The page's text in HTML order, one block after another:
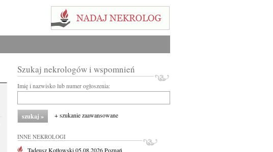
Szukaj nekrologów i wspomnień
Imię i nazwisko lub numer ogłoszenia:
+ szukanie zaawansowane
INNE NEKROLOGI
Tadeusz Kotłowski05.08.2026Poznań